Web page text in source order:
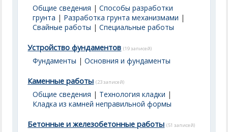
Общие сведения |Способы разработки
грунта | Разработка грунта механизмами |
Свайные работы |Специальные работы
Устройство фундаментов (19 записей)
Фундаменты |Основния и фундаменты
Каменные работы (23 записей)
Общие сведения | Технология кладки |
Кладка из камней неправильной формы
Бетонные и железобетонные работы (51 записей)